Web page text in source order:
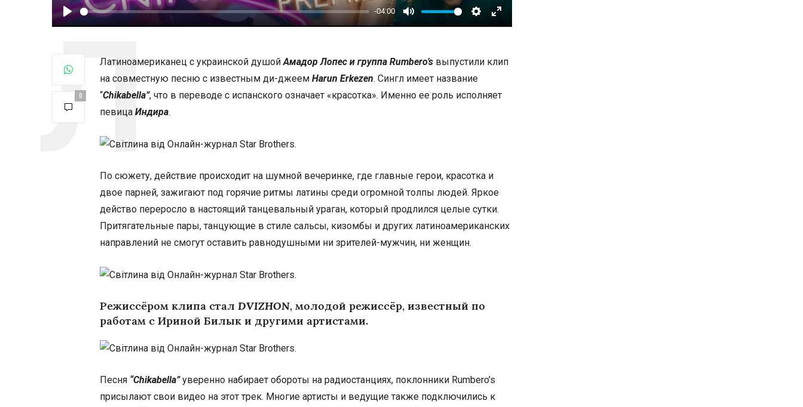
Play
-04:00
Mute Settings
Enter
0
Латиноамериканец с украинской душойАмадор Лопес и группа Rumbero’s выпустили клип
на совместную песню с известным ди-джеем Harun Erkezen. Сингл имеет название
“Chikabella”, что в переводе с испанского означает «красотка». Именно ее роль исполняет
певица Индира.
По сюжету, действие происходит на шумной вечеринке, где главные герои, красотка и
двое парней, зажигают под горячие ритмы латины среди огромной толпы людей. Яркое
действо переросло в настоящий танцевальный ураган, который продлился целые сутки.
Притягательные пары, танцующие в стиле сальсы, кизомбы и других латиноамериканских
направлений не смогут оставить равнодушными ни зрителей-мужчин, ни женщин.
Режиссёром клипа стал DVIZHON, молодой режиссёр, известный по
работам с Ириной Билык и другими артистами.
Песня “Chikabella”уверенно набирает обороты на радиостанциях, поклонники Rumbero’s
присылают свои видео на этот трек. Многие артисты и ведущие также подключились к